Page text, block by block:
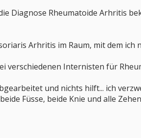
Diagnose Rheumatoide Arhritis
Arhritis im Raum, mit dem ich
verschiedenen Internisten für
und nichts hilft... ich
Füsse, beide Knie und alle